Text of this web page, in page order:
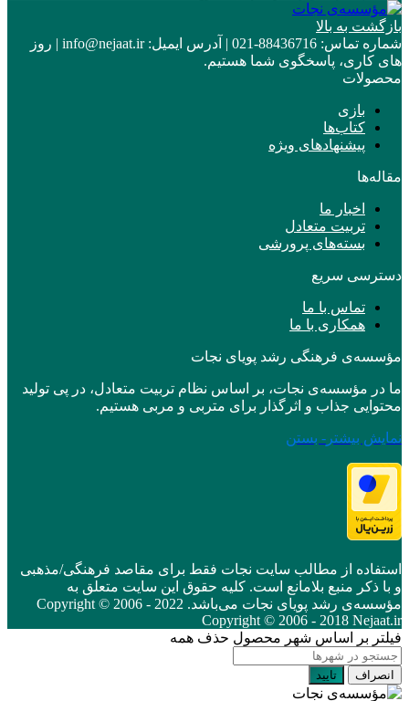
بازگشت به بالا
شماره تماس: 88436716-021
| آدرس ایمیل: info@nejaat.ir
| روز
های کاری، پاسخگوی شما هستیم.
محصولات
بازی
کتاب‌ها
پیشنهادهای ویژه
مقاله‌ها
اخبار ما
تربیت متعادل
بسته‌های پرورشی
دسترسی سریع
تماس با ما
همکاری با ما
مؤسسه‌ی فرهنگی رشد پویای نجات
ما در مؤسسه‌ی نجات، بر اساس نظام تربیت متعادل، در پی تولید
محتوایی جذاب و اثرگذار برای متربی و مربی هستیم.
نمایش بیشتر - بستن
استفاده از مطالب سایت نجات فقط برای مقاصد فرهنگی/مذهبی
و با ذکر منبع بلامانع است. کلیه حقوق این سایت متعلق به
مؤسسه‌ی رشد پویای نجات می‌باشد. Copyright © 2006 - 2022
Copyright © 2006 - 2018 Nejaat.ir
فیلتر بر اساس شهر محصول حذف همه
انصراف تایید